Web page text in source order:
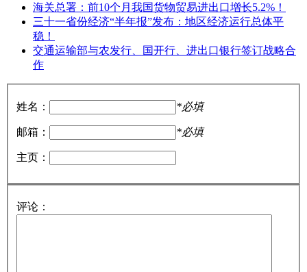
海关总署：前10个月我国货物贸易进出口增长5.2%！
三十一省份经济“半年报”发布：地区经济运行总体平
稳！
交通运输部与农发行、国开行、进出口银行签订战略合
作
姓名： *必填
邮箱： *必填
主页：
评论：